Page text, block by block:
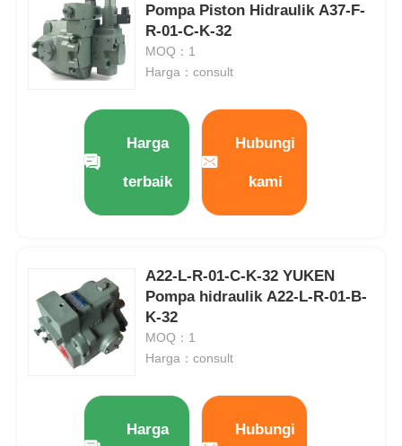
Kontrol kualitas
Pompa hidrolik REXROTH
Pompa hidraulik Parker
Pompa Hidraulik Vickers
Pompa Piston Hidraulik A37-F-
R-01-C-K-32
MOQ：1
Harga：consult
Harga
terbaik
Hubungi
kami
A22-L-R-01-C-K-32 YUKEN
Pompa hidraulik A22-L-R-01-B-
K-32
MOQ：1
Harga：consult
Harga Hubungi